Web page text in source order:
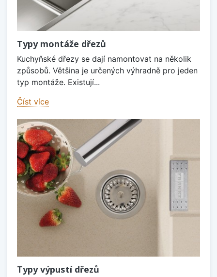
Typy montáže dřezů
Kuchyňské dřezy se dají namontovat na několik
způsobů. Většina je určených výhradně pro jeden
typ montáže. Existují...
Číst více
Typy výpustí dřezů